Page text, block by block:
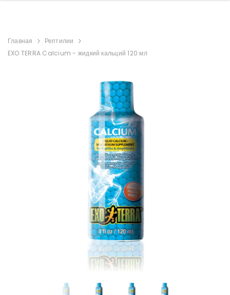
Главная
Рептилии
EXO TERRA Calcium - жидкий кальций 120 мл
Anubias barteri 'Mini Coin'
11,88 €